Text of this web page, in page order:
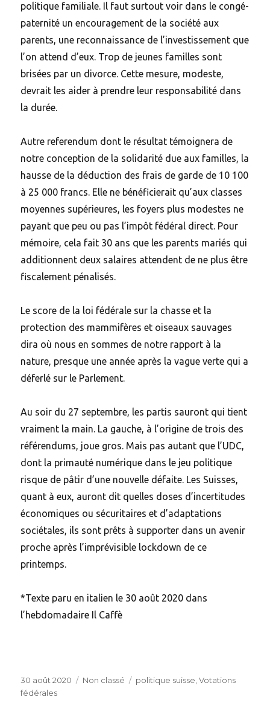
politique familiale. Il faut surtout voir dans le congé-
paternité un encouragement de la société aux
parents, une reconnaissance de l’investissement que
l’on attend d’eux. Trop de jeunes familles sont
brisées par un divorce. Cette mesure, modeste,
devrait les aider à prendre leur responsabilité dans
la durée.
Autre referendum dont le résultat témoignera de
notre conception de la solidarité due aux familles, la
hausse de la déduction des frais de garde de 10 100
à 25 000 francs. Elle ne bénéficierait qu’aux classes
moyennes supérieures, les foyers plus modestes ne
payant que peu ou pas l’impôt fédéral direct. Pour
mémoire, cela fait 30 ans que les parents mariés qui
additionnent deux salaires attendent de ne plus être
fiscalement pénalisés.
Le score de la loi fédérale sur la chasse et la
protection des mammifères et oiseaux sauvages
dira où nous en sommes de notre rapport à la
nature, presque une année après la vague verte qui a
déferlé sur le Parlement.
Au soir du 27 septembre, les partis sauront qui tient
vraiment la main. La gauche, à l’origine de trois des
référendums, joue gros. Mais pas autant que l’UDC,
dont la primauté numérique dans le jeu politique
risque de pâtir d’une nouvelle défaite. Les Suisses,
quant à eux, auront dit quelles doses d’incertitudes
économiques ou sécuritaires et d’adaptations
sociétales, ils sont prêts à supporter dans un avenir
proche après l’imprévisible lockdown de ce
printemps.
*Texte paru en italien le 30 août 2020 dans
l’hebdomadaire Il Caffè
Posted
on
30 août 2020 Categories
Non classé Tags
politique suisse,Votations
fédérales